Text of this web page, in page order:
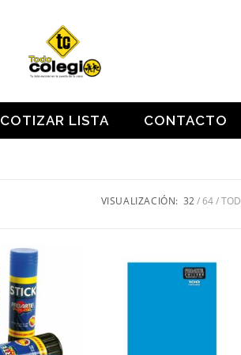
COTIZAR LISTA CONTACTO
VISUALIZACIÓN: 32 64